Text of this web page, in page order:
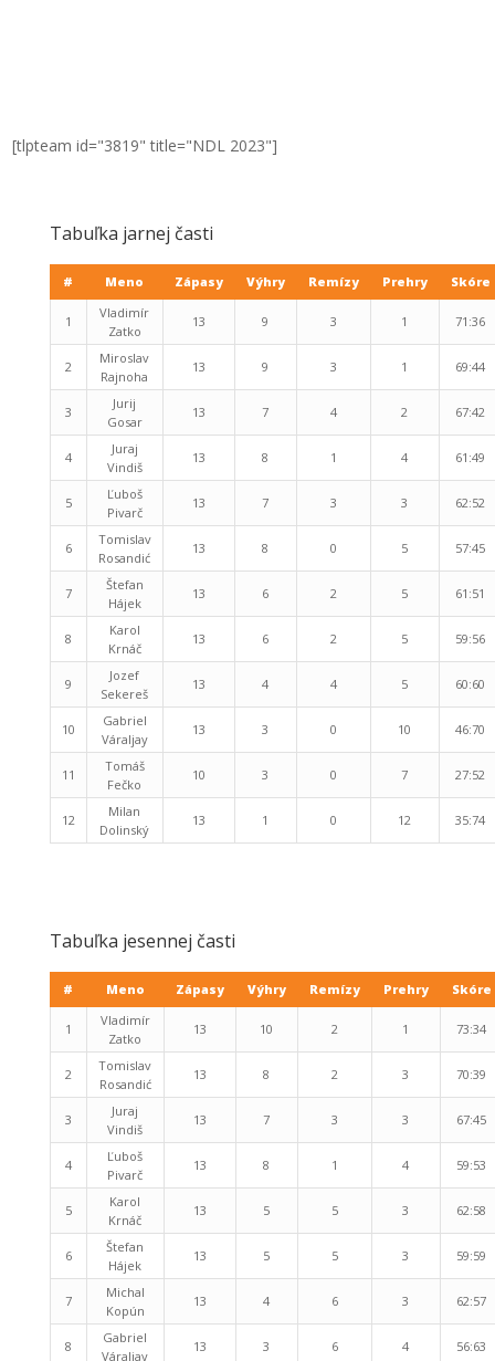
[tlpteam id="3819" title="NDL 2023"]
Tabuľka jarnej časti
# Meno Zápasy Výhry Remízy Prehry Skóre
1
Vladimír
Zatko
13 9 3 1 71:36
2
Miroslav
Rajnoha
13 9 3 1 69:44
3
Jurij
Gosar
13 7 4 2 67:42
4
Juraj
Vindiš
13 8 1 4 61:49
5
Ľuboš
Pivarč
13 7 3 3 62:52
6
Tomislav
Rosandić
13 8 0 5 57:45
7
Štefan
Hájek
13 6 2 5 61:51
8
Karol
Krnáč
13 6 2 5 59:56
9
Jozef
Sekereš
13 4 4 5 60:60
10
Gabriel
Váraljay
13 3 0 10 46:70
11
Tomáš
Fečko
10 3 0 7 27:52
12
Milan
Dolinský
13 1 0 12 35:74
Tabuľka jesennej časti
# Meno Zápasy Výhry Remízy Prehry Skóre
1
Vladimír
Zatko
13 10 2 1 73:34
2
Tomislav
Rosandić
13 8 2 3 70:39
3
Juraj
Vindiš
13 7 3 3 67:45
4
Ľuboš
Pivarč
13 8 1 4 59:53
5
Karol
Krnáč
13 5 5 3 62:58
6
Štefan
Hájek
13 5 5 3 59:59
7
Michal
Kopún
13 4 6 3 62:57
8
Gabriel
Váraljay
13 3 6 4 56:63